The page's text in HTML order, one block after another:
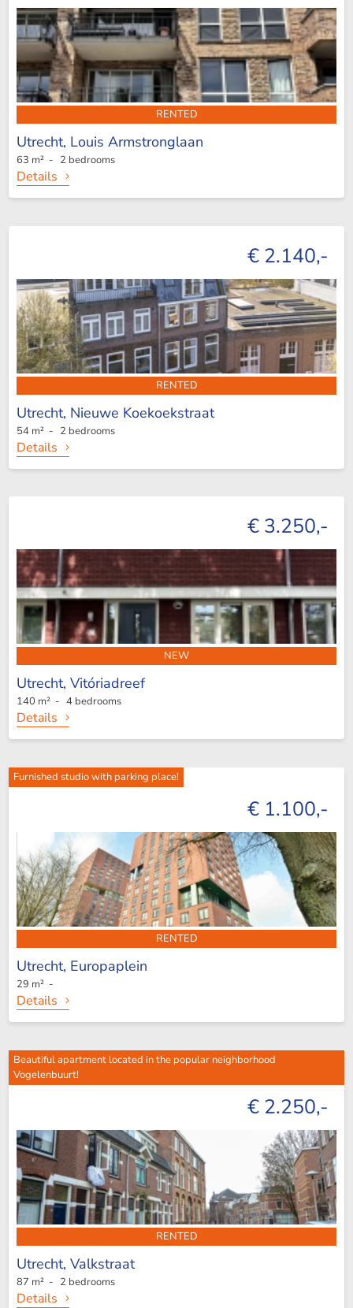
RENTED
Utrecht, Louis Armstronglaan
63 m² - 2 bedrooms
Details
€ 2.140,-
RENTED
Utrecht, Nieuwe Koekoekstraat
54 m² - 2 bedrooms
Details
€ 3.250,-
NEW
Utrecht, Vitóriadreef
140 m² - 4 bedrooms
Details
Furnished studio with parking place!
€ 1.100,-
RENTED
Utrecht, Europaplein
29 m² -
Details
Beautiful apartment located in the popular neighborhood
Vogelenbuurt!
€ 2.250,-
RENTED
Utrecht, Valkstraat
87 m² - 2 bedrooms
Details